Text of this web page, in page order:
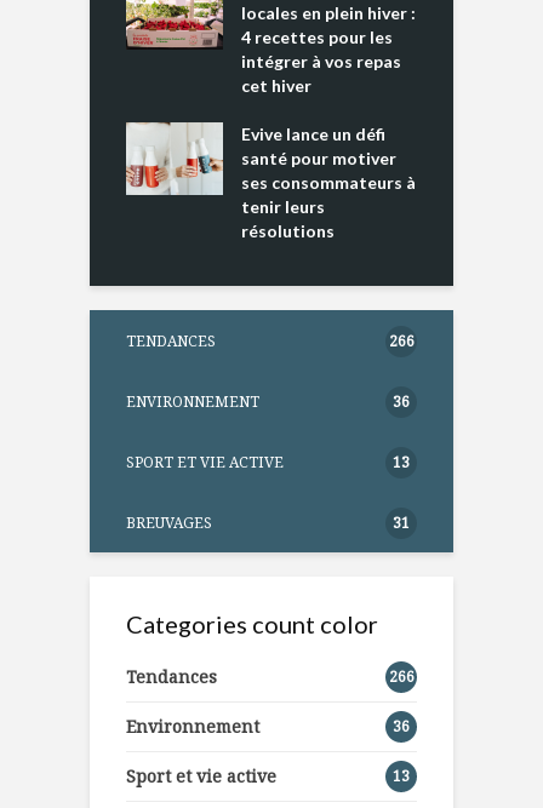
locales en plein hiver :
4 recettes pour les
intégrer à vos repas
cet hiver
Evive lance un défi
santé pour motiver
ses consommateurs à
tenir leurs
résolutions
TENDANCES 266
ENVIRONNEMENT 36
SPORT ET VIE ACTIVE 13
BREUVAGES 31
Categories count color
Tendances 266
Environnement 36
Sport et vie active 13